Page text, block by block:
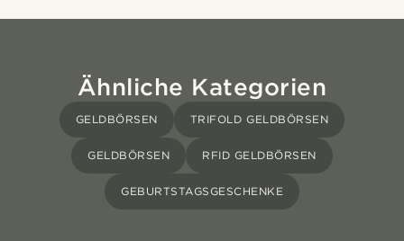
Ähnliche Kategorien
GELDBÖRSEN TRIFOLD GELDBÖRSEN
GELDBÖRSEN RFID GELDBÖRSEN
GEBURTSTAGSGESCHENKE